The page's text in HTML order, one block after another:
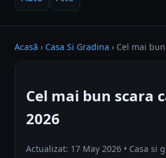
Acasă › Casa Si Gradina › Cel mai
Cel mai bun scara
2026
Actualizat: 17 May 2026 • Casa si